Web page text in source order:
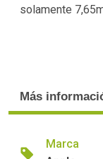
solamente
Más
Marca